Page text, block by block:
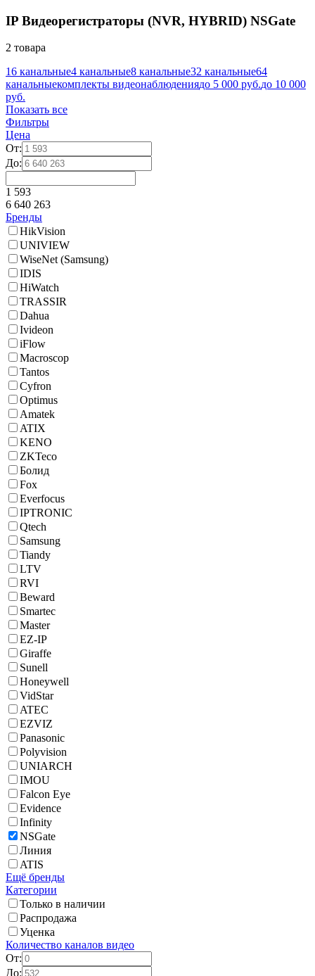
IP Видеорегистраторы (NVR, HYBRID) NSGate
2 товара
16 канальные4 канальные8 канальные32 канальные64
канальныекомплекты видеонаблюдениядо 5 000 руб.до 10 000
руб.
Показать все
Фильтры
Цена
От:
До:
1 593
6 640 263
Бренды
HikVision
UNIVIEW
WiseNet (Samsung)
IDIS
HiWatch
TRASSIR
Dahua
Ivideon
iFlow
Macroscop
Tantos
Cyfron
Optimus
Amatek
ATIX
KENO
ZKTeco
Болид
Fox
Everfocus
IPTRONIC
Qtech
Samsung
Tiandy
LTV
RVI
Beward
Smartec
Master
EZ-IP
Giraffe
Sunell
Honeywell
VidStar
ATEC
EZVIZ
Panasonic
Polyvision
UNIARCH
IMOU
Falcon Eye
Evidence
Infinity
NSGate
Линия
ATIS
Ещё бренды
Категории
Только в наличии
Распродажа
Уценка
Количество каналов видео
От:
До: